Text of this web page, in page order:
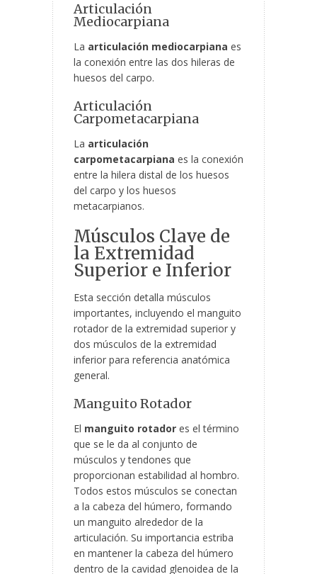
Articulación
Mediocarpiana
La articulación mediocarpiana es
la conexión entre las dos hileras de
huesos del carpo.
Articulación
Carpometacarpiana
La articulación
carpometacarpiana es la conexión
entre la hilera distal de los huesos
del carpo y los huesos
metacarpianos.
Músculos Clave de
la Extremidad
Superior e Inferior
Esta sección detalla músculos
importantes, incluyendo el manguito
rotador de la extremidad superior y
dos músculos de la extremidad
inferior para referencia anatómica
general.
Manguito Rotador
El manguito rotador es el término
que se le da al conjunto de
músculos y tendones que
proporcionan estabilidad al hombro.
Todos estos músculos se conectan
a la cabeza del húmero, formando
un manguito alrededor de la
articulación. Su importancia estriba
en mantener la cabeza del húmero
dentro de la cavidad glenoidea de la